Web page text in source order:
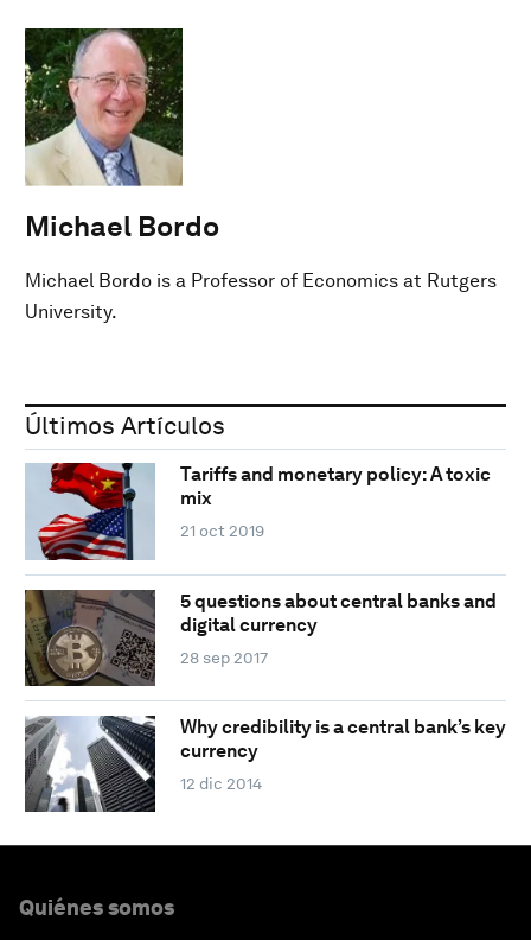
Michael Bordo
Michael Bordo is a Professor of Economics at Rutgers
University.
Últimos Artículos
Tariffs and monetary policy: A toxic
mix
21 oct 2019
5 questions about central banks and
digital currency
28 sep 2017
Why credibility is a central bank’s key
currency
12 dic 2014
Quiénes somos